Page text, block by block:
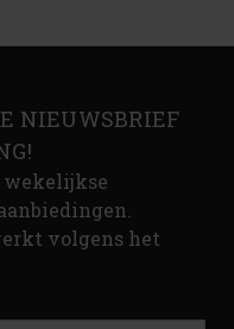
NIEUWSBRIEF
wekelijkse
volgens het